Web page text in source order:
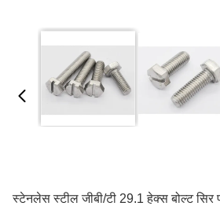
स्टेनलेस स्टील जीबी/टी 29.1 हेक्स बोल्ट